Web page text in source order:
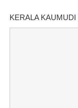
KERALA KAUMUDI